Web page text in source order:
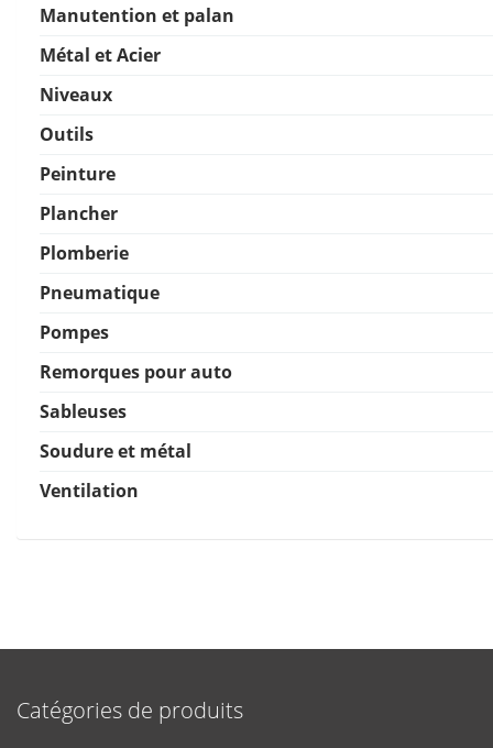
Manutention et palan
Métal et Acier
Niveaux
Outils
Peinture
Plancher
Plomberie
Pneumatique
Pompes
Remorques pour auto
Sableuses
Soudure et métal
Ventilation
Catégories de produits